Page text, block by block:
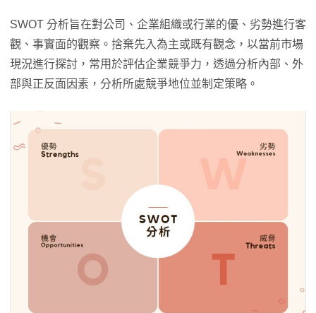
SWOT 分析旨在對公司、企業組織或行業的優、劣勢進行客
觀、事實面的觀察。捨棄先入為主或既有觀念，以當前市場
現況進行探討，常用於評估企業競爭力，透過分析內部、外
部與正反面因素，分析所處競爭地位並制定策略。